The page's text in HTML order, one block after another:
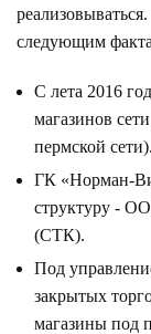
следующим
С лета 2016
магазинов
пермской сети).
ГК «Норман-
структуру -
(СТК).
Под
закрытых
магазины под